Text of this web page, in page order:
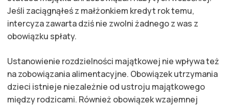
Jeśli zaciągnąłeś z małżonkiem kredyt rok temu,
intercyza zawarta dziś nie zwolni żadnego z was z
obowiązku spłaty.
Ustanowienie rozdzielności majątkowej nie wpływa też
na zobowiązania alimentacyjne. Obowiązek utrzymania
dzieci istnieje niezależnie od ustroju majątkowego
między rodzicami. Również obowiązek wzajemnej